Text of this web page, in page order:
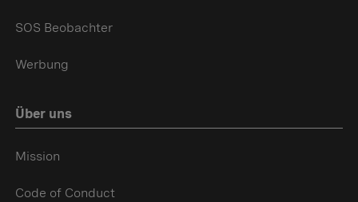
SOS Beobachter
Werbung
Über uns
Mission
Code of Conduct